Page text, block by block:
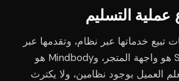
التسليم
تبيع خدماتها عبر نظام، وتقدمها عبر
نظام آخر. Shopify هو واجهة المتجر، وMindbody هو
العميل بوجود نظامين، ولا يكترث